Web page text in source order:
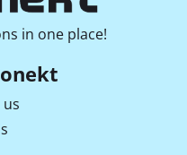
in one place!